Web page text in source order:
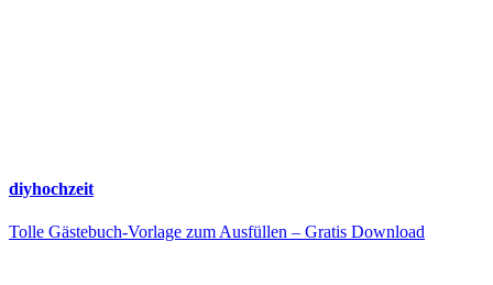
diyhochzeit
Tolle Gästebuch-Vorlage zum Ausfüllen – Gratis Download